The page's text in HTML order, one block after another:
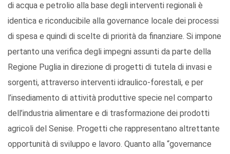
di acqua e petrolio alla base degli interventi regionali è
identica e riconducibile alla governance locale dei processi
di spesa e quindi di scelte di priorità da finanziare. Si impone
pertanto una verifica degli impegni assunti da parte della
Regione Puglia in direzione di progetti di tutela di invasi e
sorgenti, attraverso interventi idraulico-forestali, e per
l’insediamento di attività produttive specie nel comparto
dell’industria alimentare e di trasformazione dei prodotti
agricoli del Senise. Progetti che rappresentano altrettante
opportunità di sviluppo e lavoro. Quanto alla “governance